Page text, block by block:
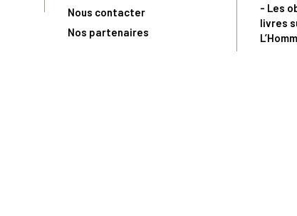
Nous contacter
Nos partenaires
- Les
livres